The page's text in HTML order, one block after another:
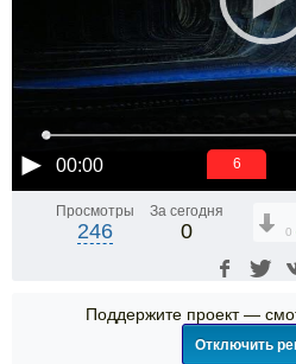
00:00 6
Просмотры
246
За сегодня
0 0
Поддержите проект —
Отключить